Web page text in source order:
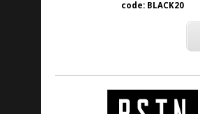
code: BLACK20